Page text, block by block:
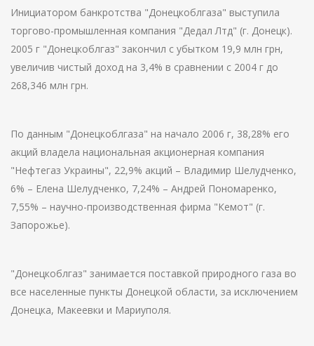
Инициатором банкротства "Донецкоблгаза" выступила
торгово-промышленная компания "Дедал Лтд" (г. Донецк).
2005 г "Донецкоблгаз" закончил с убытком 19,9 млн грн,
увеличив чистый доход на 3,4% в сравнении с 2004 г до
268,346 млн грн.
По данным "Донецкоблгаза" на начало 2006 г, 38,28% его
акций владела национальная акционерная компания
"Нефтегаз Украины", 22,9% акций – Владимир Шелудченко,
6% – Елена Шелудченко, 7,24% – Андрей Пономаренко,
7,55% – научно-производственная фирма "Кемот" (г.
Запорожье).
"Донецкоблгаз" занимается поставкой природного газа во
все населенные пункты Донецкой области, за исключением
Донецка, Макеевки и Мариуполя.